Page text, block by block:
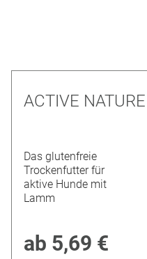
ACTIVE NATURE
Das glutenfreie
Trockenfutter für
aktive Hunde mit
Lamm
ab 5,69 €